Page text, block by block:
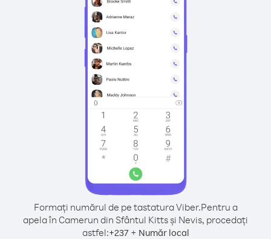
Formați numărul de pe tastatura Viber.Pentru a
apela în Camerun din Sfântul Kitts și Nevis, procedați
astfel:+237+ Număr local